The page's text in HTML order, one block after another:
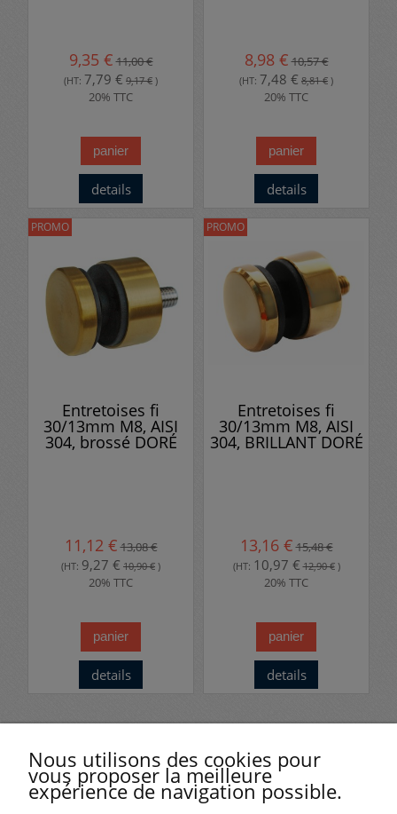
9,35 €11,00 €
(HT: 7,79 € 9,17 € )
20% TTC
panier
details
8,98 €10,57 €
(HT: 7,48 € 8,81 € )
20% TTC
panier
details
Entretoises fi
30/13mm M8, AISI
304, brossé DORÉ
11,12 €13,08 €
(HT: 9,27 € 10,90 € )
20% TTC
panier
details
PROMO
Entretoises fi
30/13mm M8, AISI
304, BRILLANT DORÉ
13,16 €15,48 €
(HT: 10,97 € 12,90 €)
20% TTC
panier
details
PROMO
Nous utilisons des cookies pour
vous proposer la meilleure
expérience de navigation possible.